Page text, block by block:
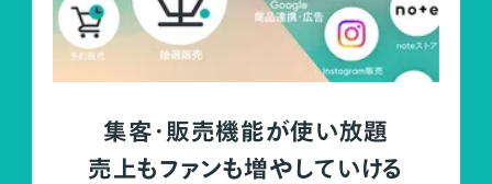
集客・販売機能が使い放題
売上もファンも増やしていける